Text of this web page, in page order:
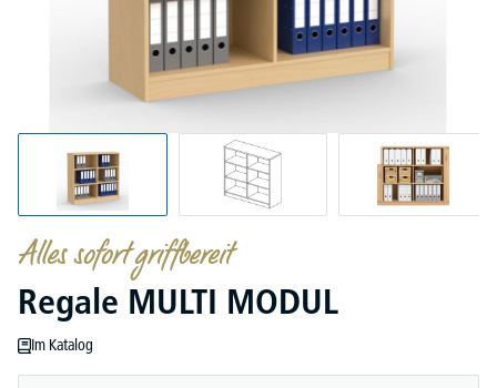
Alles sofort griffbereit
Regale MULTI MODUL
Im Katalog